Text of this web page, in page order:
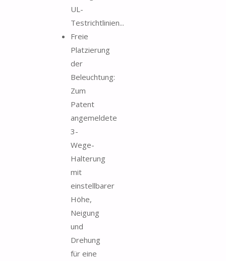
UL-
Testrichtlinien...
Freie
Platzierung
der
Beleuchtung:
Zum
Patent
angemeldete
3-
Wege-
Halterung
mit
einstellbarer
Höhe,
Neigung
und
Drehung
für eine